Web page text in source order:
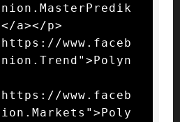
a></p>
www.faceb
www.faceb